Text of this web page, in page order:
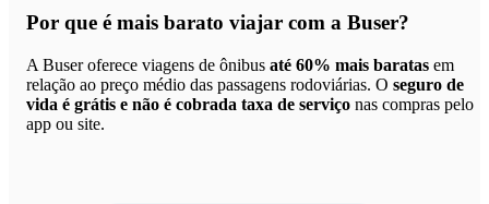
Por que é mais barato viajar com a Buser?
A Buser oferece viagens de ônibus até 60% mais baratas em
relação ao preço médio das passagens rodoviárias. O seguro de
vida é grátis e não é cobrada taxa de serviço nas compras pelo
app ou site.